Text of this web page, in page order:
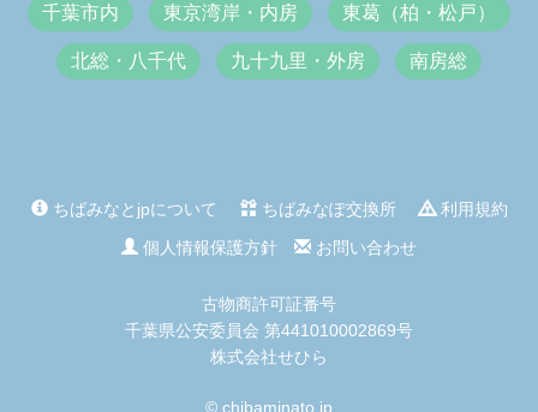
千葉市内 東京湾岸・内房 東葛（柏・松戸）
北総・八千代 九十九里・外房 南房総
ちばみなとjpについて ちばみなぽ交換所
利用規約
個人情報保護方針
お問い合わせ
古物商許可証番号
千葉県公安委員会 第441010002869号
株式会社せひら
© chibaminato.jp